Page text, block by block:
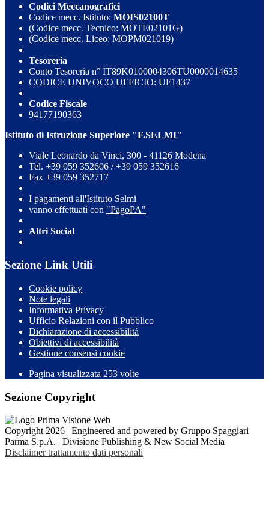
Codici Meccanografici
Codice mecc. Istituto: MOIS02100T
(Codice mecc. Tecnico: MOTE02101G)
(Codice mecc. Liceo: MOPM021019)
Tesoreria
Conto Tesoreria n° IT89K0100004306TU0000014635
CODICE UNIVOCO UFFICIO: UF1437
Codice Fiscale
94177190363
Istituto di Istruzione Superiore "F.SELMI"
Viale Leonardo da Vinci, 300 - 41126 Modena
Tel. +39 059 352606 / +39 059 352616
Fax +39 059 352717
I pagamenti all'Istituto Selmi
vanno effettuati con "PagoPA"
Altri Social
Sezione Link Utili
Cookie policy
Note legali
Informativa Privacy
Ufficio Relazioni con il Pubblico
Dichiarazione di accessibilità
Obiettivi di accessibilità
Gestione consensi cookie
Pagina visualizzata 253 volte
Sezione Copyright
Copyright 2026 | Engineered and powered by Gruppo Spaggiari
Parma S.p.A. | Divisione Publishing & New Social Media
Disclaimer trattamento dati personali